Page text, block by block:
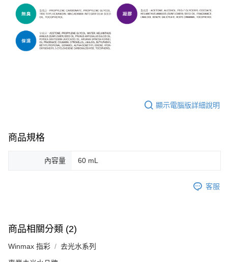
顯示電腦版詳細說明
商品規格
內容量 60 mL
客服
商品相關分類 (2)
Winmax 指彩 去光水系列